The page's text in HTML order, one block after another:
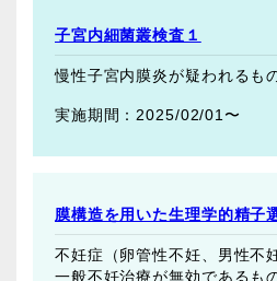
子宮内細菌叢検査１
慢性子宮内膜炎が疑われるも
2025/02/01〜
膜構造を用いた生理学的精子
不妊症（卵管性不妊、男性不
一般不妊治療が無効であるも